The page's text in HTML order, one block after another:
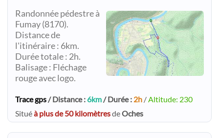
Randonnée pédestre à
Fumay (8170).
Distance de
l'itinéraire : 6km.
Durée totale : 2h.
Balisage : Fléchage
rouge avec logo.
Trace gps/ Distance : 6km/ Durée : 2h /Altitude: 230
Situéà plus de 50 kilomètresdeOches